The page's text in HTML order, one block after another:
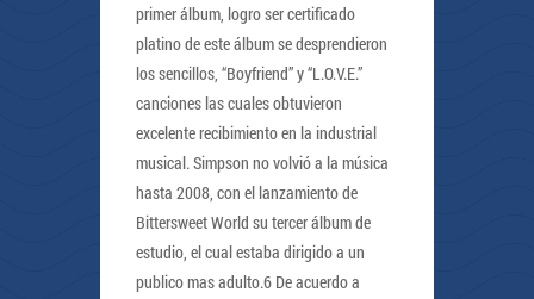
primer álbum, logro ser certificado
platino de este álbum se desprendieron
los sencillos, “Boyfriend” y “L.O.V.E.”
canciones las cuales obtuvieron
excelente recibimiento en la industrial
musical. Simpson no volvió a la música
hasta 2008, con el lanzamiento de
Bittersweet World su tercer álbum de
estudio, el cual estaba dirigido a un
publico mas adulto.6 De acuerdo a